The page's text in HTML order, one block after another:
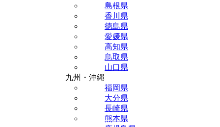
島根県
香川県
徳島県
愛媛県
高知県
鳥取県
山口県
九州・沖縄
福岡県
大分県
長崎県
熊本県